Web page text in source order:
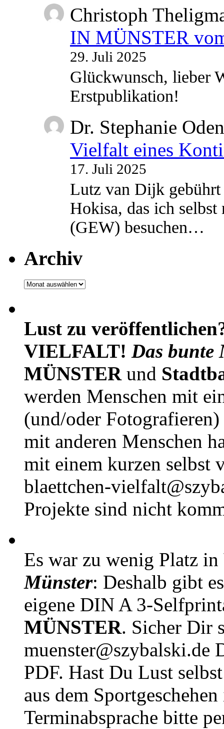
Christoph
IN MÜNSTER
29. Juli 2025
Glückwunsch, lieber
Erstpublikation!
Dr. Stephanie
Vielfalt eines
17. Juli 2025
Lutz van Dijk
Hokisa, das ich
(GEW) besuchen…
Archiv
Archiv
Lust zu
VIELFALT! Das bunte
MÜNSTERund
werden Menschen mit
(und/oder
mit anderen Menschen
mit einem kurzen selbst
blaettchen-
Projekte sind nicht
Es war zu wenig Platz in
Münster: Deshalb gibt
eigene DIN A 3-
MÜNSTER. Sicher Dir
muenster@szybalski.de
PDF. Hast Du Lust
aus dem
Terminabsprache bitte